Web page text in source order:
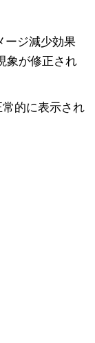
ージ減少効果
象が修正され
的に表示され